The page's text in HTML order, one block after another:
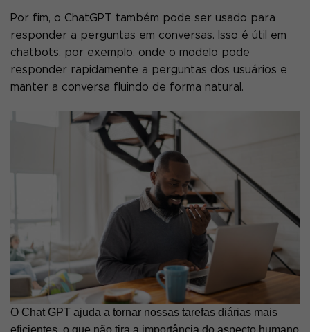
Por fim, o ChatGPT também pode ser usado para
responder a perguntas em conversas. Isso é útil em
chatbots, por exemplo, onde o modelo pode
responder rapidamente a perguntas dos usuários e
manter a conversa fluindo de forma natural.
O Chat GPT ajuda a tornar nossas tarefas diárias mais
eficientes, o que não tira a importância do aspecto humano